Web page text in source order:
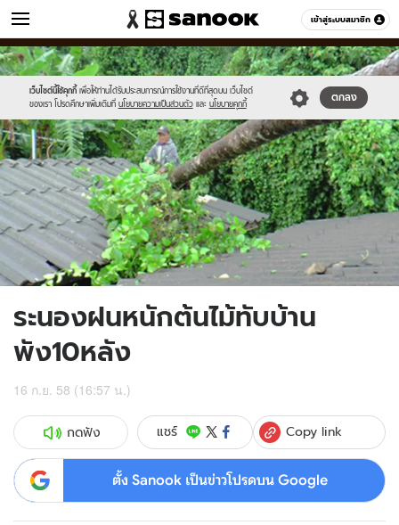
เข้าสู่ระบบสมาชิก
ข่าว หมวดอื่นๆ
เว็บไซต์นี้ใช้คุกกี้ เพื่อให้ท่านได้รับประสบการณ์การใช้งานที่ดีที่สุดบน เว็บไซต์
ของเรา โปรดศึกษาเพิ่มเติมที่ นโยบายความเป็นส่วนตัว และ นโยบายคุกกี้
ตกลง
Sanook
//s.isanook.com/sr/0/images/logo-
new-
sanook.png
600
60
//s.isanook.com/ns/0/ud/373/1866622/646343-
01.jpg
ระนองฝนหนักต้นไม้ทับบ้าน
พัง10หลัง
16 ก.ย. 58 (16:57 น.)
กดฟัง แชร์ Copy link
ตั้ง Sanook เป็นข่าวโปรดบน Google